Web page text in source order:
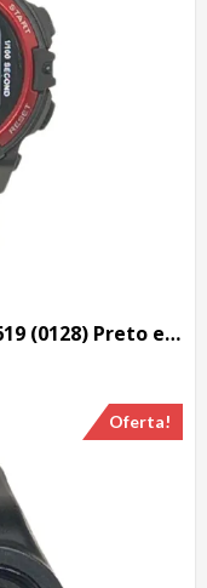
Relógio Menino Onix Digital IT-619 (0128) Preto e Vermelho
Oferta!